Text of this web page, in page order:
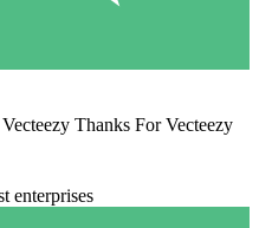
Thanks For Vecteezy
enterprises